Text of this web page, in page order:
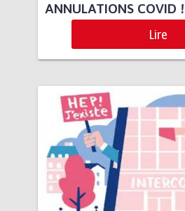
ANNULATIONS COVID !
Lire